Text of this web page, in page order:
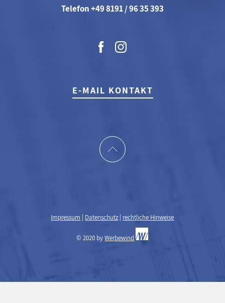
Telefon +49 8191 / 96 35 393
E-MAIL KONTAKT
Impressum Datenschutz rechtliche Hinweise
© 2020 byWerbewind